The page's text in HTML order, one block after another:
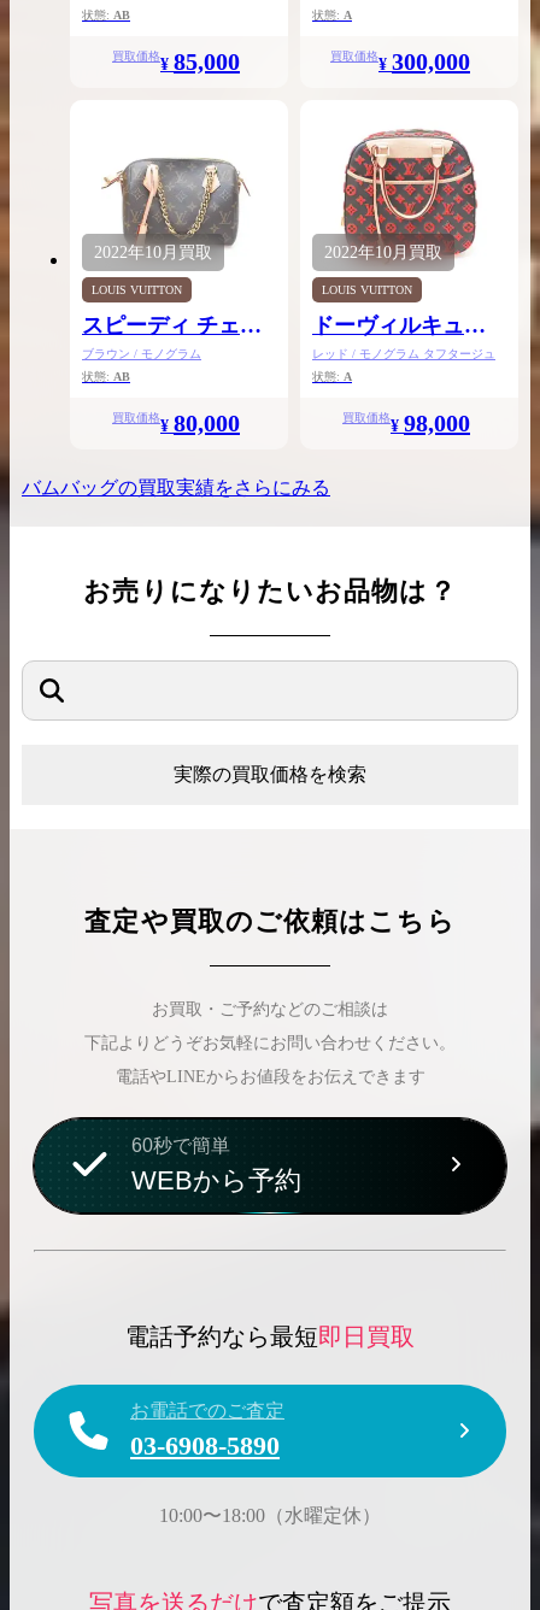
状態: AB
買取価格¥ 85,000
状態: A
買取価格¥ 300,000
2022年10月買取
LOUIS VUITTON
スピーディ チェー
ン20
ブラウン / モノグラム
状態: AB
買取価格¥ 80,000
2022年10月買取
LOUIS VUITTON
ドーヴィルキュー
ブ
レッド / モノグラム タフタージュ
状態: A
買取価格¥ 98,000
バムバッグの買取実績をさらにみる
お売りになりたいお品物は？
実際の買取価格を検索
査定や買取のご依頼はこちら
お買取・ご予約などのご相談は
下記よりどうぞお気軽にお問い合わせください。
電話やLINEからお値段をお伝えできます
60秒で簡単
WEBから予約
電話予約なら最短即日買取
お電話でのご査定
03-6908-5890
10:00〜18:00（水曜定休）
写真を送るだけで査定額をご提示